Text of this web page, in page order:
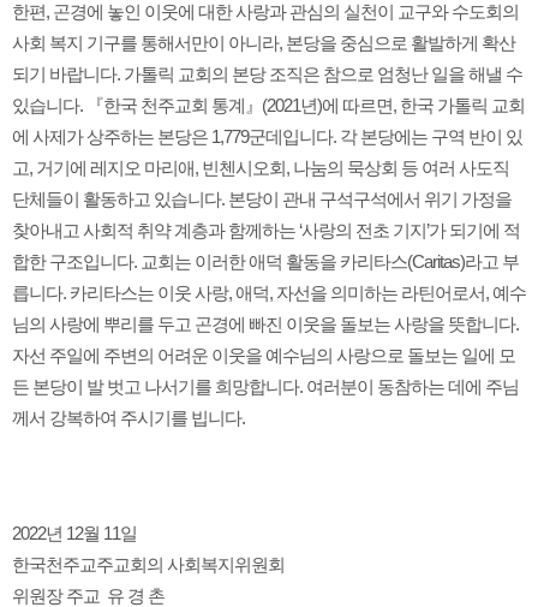
한편, 곤경에 놓인 이웃에 대한 사랑과 관심의 실천이 교구와 수도회의
사회 복지 기구를 통해서만이 아니라, 본당을 중심으로 활발하게 확산
되기 바랍니다. 가톨릭 교회의 본당 조직은 참으로 엄청난 일을 해낼 수
있습니다. 『한국 천주교회 통계』(2021년)에 따르면, 한국 가톨릭 교회
에 사제가 상주하는 본당은 1,779군데입니다. 각 본당에는 구역 반이 있
고, 거기에 레지오 마리애, 빈첸시오회, 나눔의 묵상회 등 여러 사도직
단체들이 활동하고 있습니다. 본당이 관내 구석구석에서 위기 가정을
찾아내고 사회적 취약 계층과 함께하는 ‘사랑의 전초 기지’가 되기에 적
합한 구조입니다. 교회는 이러한 애덕 활동을 카리타스(Caritas)라고 부
릅니다. 카리타스는 이웃 사랑, 애덕, 자선을 의미하는 라틴어로서, 예수
님의 사랑에 뿌리를 두고 곤경에 빠진 이웃을 돌보는 사랑을 뜻합니다.
자선 주일에 주변의 어려운 이웃을 예수님의 사랑으로 돌보는 일에 모
든 본당이 발 벗고 나서기를 희망합니다. 여러분이 동참하는 데에 주님
께서 강복하여 주시기를 빕니다.
2022년 12월 11일
한국천주교주교회의 사회복지위원회
위원장 주교 유 경 촌